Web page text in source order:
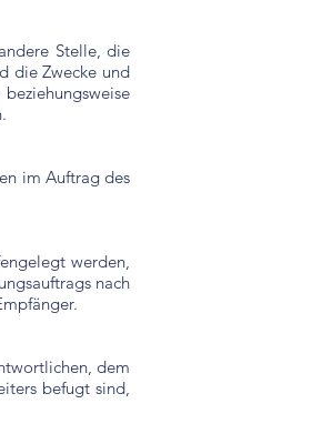
Stelle, die
die Zwecke und
im Auftrag des
werden,
nach
dem
befugt sind,